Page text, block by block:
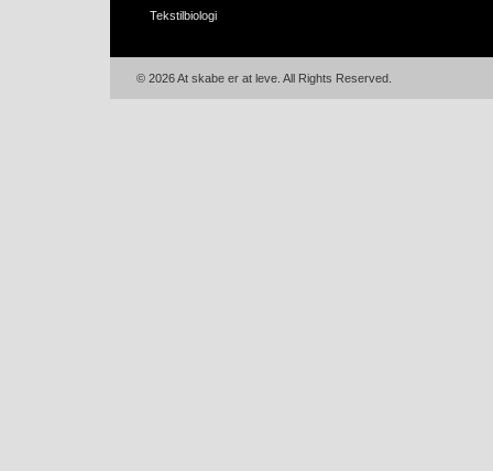
Tekstilbiologi
© 2026 At skabe er at leve. All Rights Reserved.